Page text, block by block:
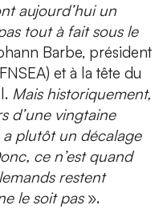
aujourd’hui un
tout à fait sous le
Barbe, président
et à la tête du
Mais historiquement,
d’une vingtaine
plutôt un décalage
ce n’est quand
restent
le soit pas ».